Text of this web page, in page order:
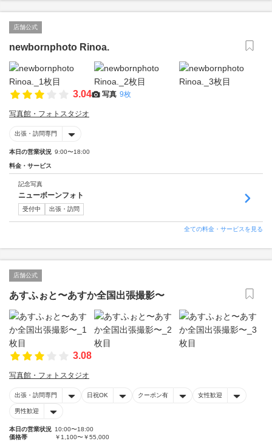
店舗公式
newbornphoto Rinoa.
3.04 写真 9枚
写真館・フォトスタジオ
出張・訪問専門
本日の営業状況 9:00〜18:00
料金・サービス
記念写真
ニューボーンフォト
受付中 出張・訪問
全ての料金・サービスを見る
店舗公式
あすふぉと〜あすか全国出張撮影〜
3.08
写真館・フォトスタジオ
出張・訪問専門 日祝OK クーポン有 女性歓迎
男性歓迎
本日の営業状況 10:00〜18:00
価格帯
￥1,100〜￥55,000